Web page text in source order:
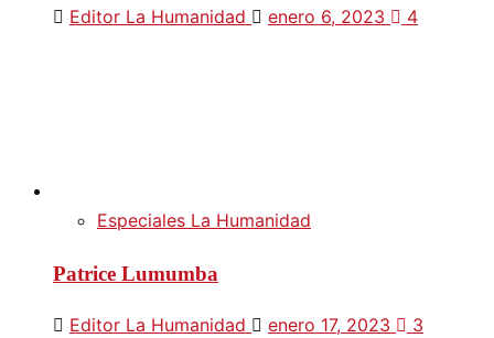
Editor La Humanidad enero 6, 2023 4
Especiales La Humanidad
Patrice Lumumba
Editor La Humanidad enero 17, 2023 3